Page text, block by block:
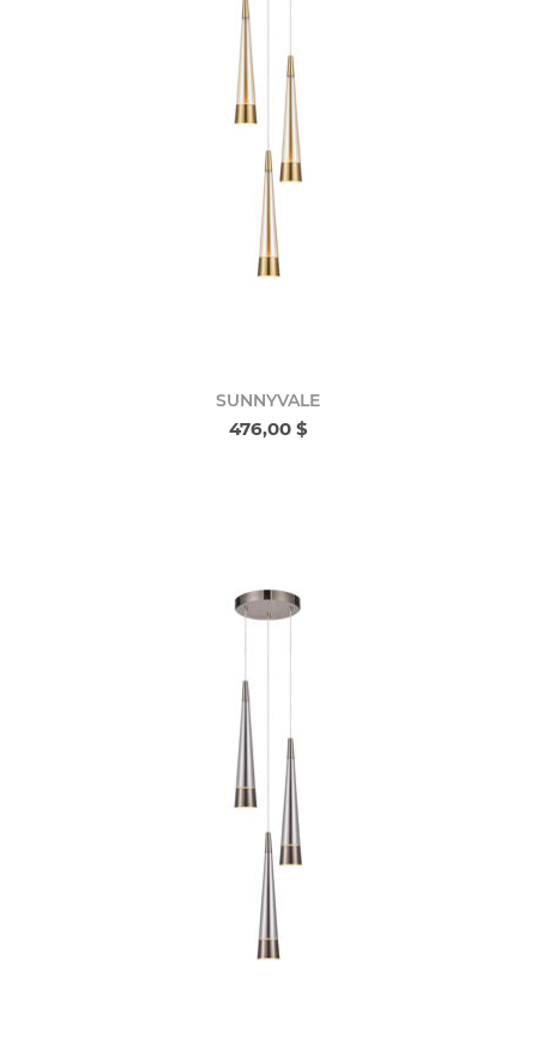
SUNNYVALE
476,00 $